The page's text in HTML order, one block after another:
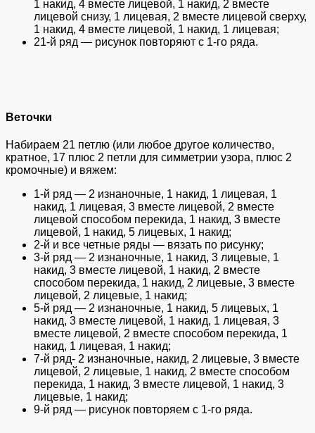
1 накид, 4 вместе лицевой, 1 накид, 2 вместе
лицевой снизу, 1 лицевая, 2 вместе лицевой сверху,
1 накид, 4 вместе лицевой, 1 накид, 1 лицевая;
21-й ряд — рисунок повторяют с 1-го ряда.
Веточки
Набираем 21 петлю (или любое другое количество,
кратное, 17 плюс 2 петли для симметрии узора, плюс 2
кромочные) и вяжем:
1-й ряд — 2 изнаночные, 1 накид, 1 лицевая, 1
накид, 1 лицевая, 3 вместе лицевой, 2 вместе
лицевой способом перекида, 1 накид, 3 вместе
лицевой, 1 накид, 5 лицевых, 1 накид;
2-й и все четные ряды — вязать по рисунку;
3-й ряд — 2 изнаночные, 1 накид, 3 лицевые, 1
накид, 3 вместе лицевой, 1 накид, 2 вместе
способом перекида, 1 накид, 2 лицевые, 3 вместе
лицевой, 2 лицевые, 1 накид;
5-й ряд — 2 изнаночные, 1 накид, 5 лицевых, 1
накид, 3 вместе лицевой, 1 накид, 1 лицевая, 3
вместе лицевой, 2 вместе способом перекида, 1
накид, 1 лицевая, 1 накид;
7-й ряд- 2 изнаночные, накид, 2 лицевые, 3 вместе
лицевой, 2 лицевые, 1 накид, 2 вместе способом
перекида, 1 накид, 3 вместе лицевой, 1 накид, 3
лицевые, 1 накид;
9-й ряд — рисунок повторяем с 1-го ряда.